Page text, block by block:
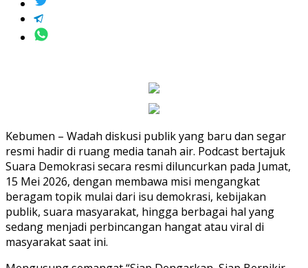
Kebumen – Wadah diskusi publik yang baru dan segar
resmi hadir di ruang media tanah air. Podcast bertajuk
Suara Demokrasi secara resmi diluncurkan pada Jumat,
15 Mei 2026, dengan membawa misi mengangkat
beragam topik mulai dari isu demokrasi, kebijakan
publik, suara masyarakat, hingga berbagai hal yang
sedang menjadi perbincangan hangat atau viral di
masyarakat saat ini.